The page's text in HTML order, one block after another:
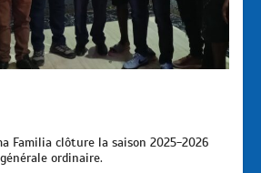
Familia clôture la saison 2025-2026
ordinaire.